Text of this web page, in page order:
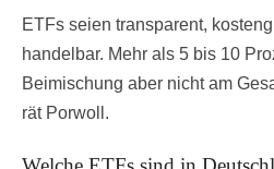
ETFs seien transparent,
handelbar. Mehr als 5 bis 10
Beimischung aber nicht am
rät Porwoll.